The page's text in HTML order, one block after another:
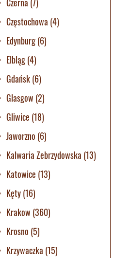
Częstochowa (4)
Edynburg(6)
Elbląg(4)
Gdańsk(6)
Glasgow (2)
Gliwice (18)
Jaworzno (6)
Kalwaria Zebrzydowska (13)
Katowice (13)
Kęty(16)
Krakow (360)
Krosno (5)
Krzywaczka (15)